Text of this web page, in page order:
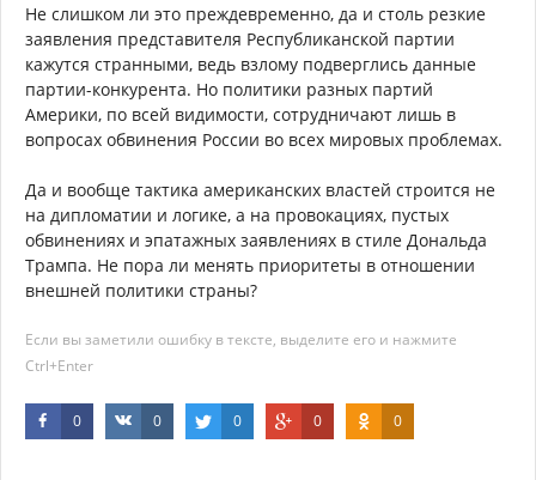
Не слишком ли это преждевременно, да и столь резкие
заявления представителя Республиканской партии
кажутся странными, ведь взлому подверглись данные
партии-конкурента. Но политики разных партий
Америки, по всей видимости, сотрудничают лишь в
вопросах обвинения России во всех мировых проблемах.
Да и вообще тактика американских властей строится не
на дипломатии и логике, а на провокациях, пустых
обвинениях и эпатажных заявлениях в стиле Дональда
Трампа. Не пора ли менять приоритеты в отношении
внешней политики страны?
Если вы заметили ошибку в тексте, выделите его и нажмите
Ctrl+Enter
0 0 0 0 0